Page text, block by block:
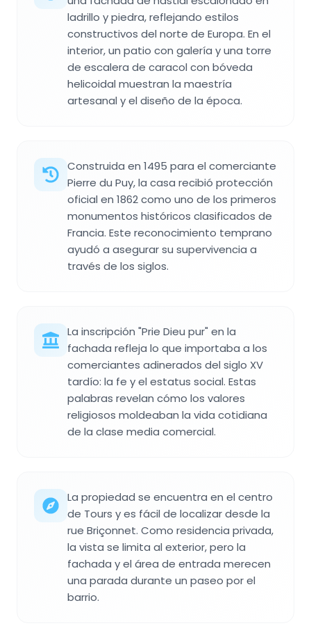
ladrillo y piedra, reflejando estilos
constructivos del norte de Europa. En el
interior, un patio con galería y una torre
de escalera de caracol con bóveda
helicoidal muestran la maestría
artesanal y el diseño de la época.
Construida en 1495 para el comerciante
Pierre du Puy, la casa recibió protección
oficial en 1862 como uno de los primeros
monumentos históricos clasificados de
Francia. Este reconocimiento temprano
ayudó a asegurar su supervivencia a
través de los siglos.
La inscripción "Prie Dieu pur" en la
fachada refleja lo que importaba a los
comerciantes adinerados del siglo XV
tardío: la fe y el estatus social. Estas
palabras revelan cómo los valores
religiosos moldeaban la vida cotidiana
de la clase media comercial.
La propiedad se encuentra en el centro
de Tours y es fácil de localizar desde la
rue Briçonnet. Como residencia privada,
la vista se limita al exterior, pero la
fachada y el área de entrada merecen
una parada durante un paseo por el
barrio.